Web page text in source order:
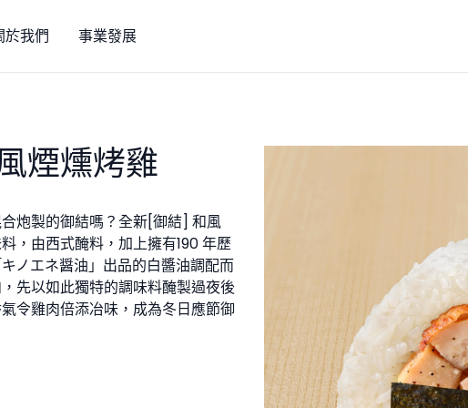
於我們 事業發展
煙燻烤雞
炮製的御結嗎？全新[御結] 和風
，由西式醃料，加上擁有190 年歷
ノエネ醤油」出品的白醬油調配而
先以如此獨特的調味料醃製過夜後
令雞肉倍添冶味，成為冬日應節御